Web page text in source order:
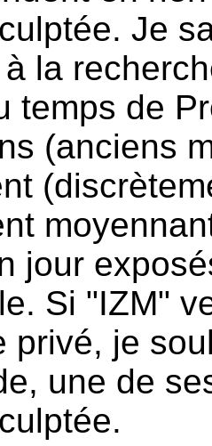
Je
la
temps de
(anciens
jour
Si "IZM"
privé, je
une de